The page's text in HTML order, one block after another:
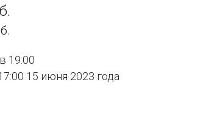
19:00
15 июня 2023 года